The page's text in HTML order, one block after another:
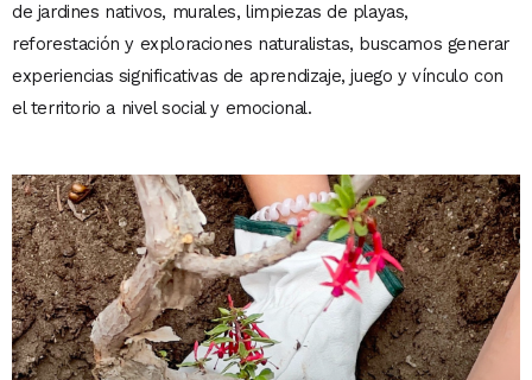
de jardines nativos, murales, limpiezas de playas,
reforestación y exploraciones naturalistas, buscamos generar
experiencias significativas de aprendizaje, juego y vínculo con
el territorio a nivel social y emocional.